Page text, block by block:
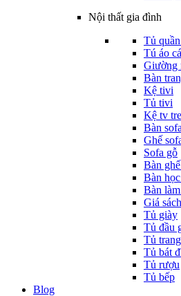
Nội thất gia đình
Tủ
Tú áo
Giường
Bàn
Kệ tivi
Tủ tivi
Kệ tv
Bàn sofa
Ghế
Sofa gỗ
Bàn
Bàn
Bàn
Giá sách
Tủ giày
Tủ đầu
Tủ
Tủ bát
Tủ rượu
Tủ bếp
Blog